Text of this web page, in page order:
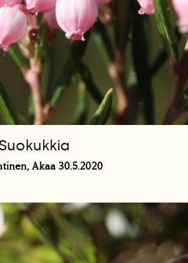
Suokukkia
Akaa 30.5.2020